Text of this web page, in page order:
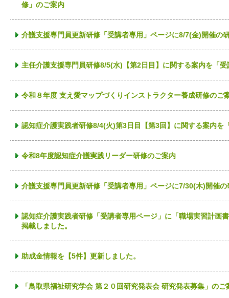
修」のご案内
介護支援専門員更新研修「受講者専用」ページに8/7(金)開催
主任介護支援専門員研修8/5(水)【第2日目】に関する案内を「
令和８年度 支え愛マップづくりインストラクター養成研修のご
認知症介護実践者研修8/4(火)第3日目【第3回】に関する案内を
令和8年度認知症介護実践リーダー研修のご案内
介護支援専門員更新研修「受講者専用」ページに7/30(木)開催
認知症介護実践者研修「受講者専用ページ」に「職場実習計
掲載しました。
助成金情報を【5件】更新しました。
「鳥取県福祉研究学会 第２０回研究発表会 研究発表募集」のご